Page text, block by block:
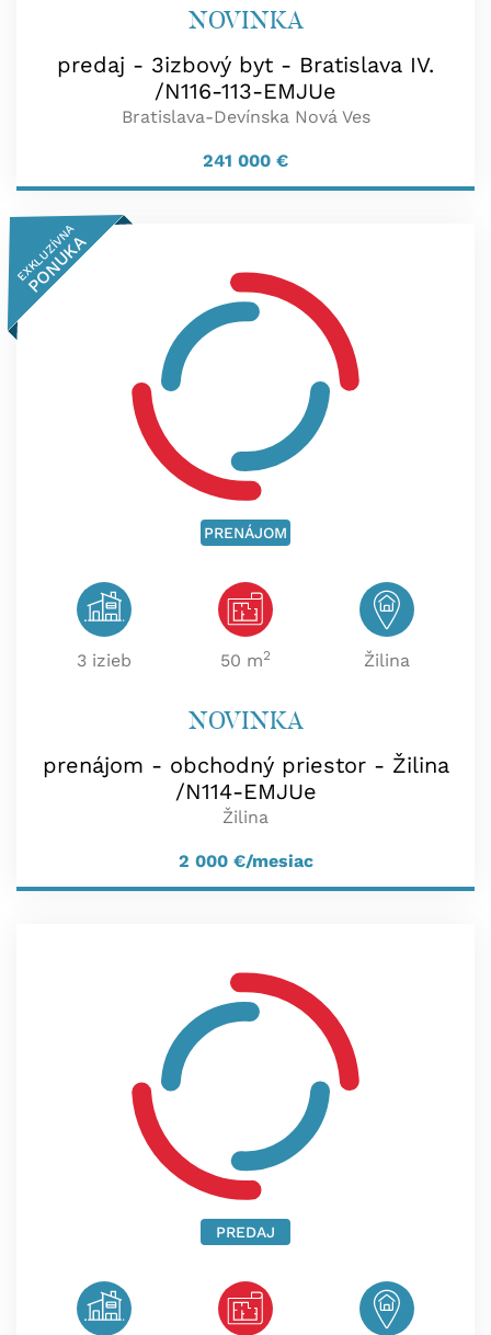
NOVINKA
predaj - 3izbový byt - Bratislava IV.
/N116-113-EMJUe
Bratislava-Devínska Nová Ves
241 000 €
EXKLUZÍVNA
PONUKA
PRENÁJOM
3 izieb 50 m2 Žilina
NOVINKA
prenájom - obchodný priestor - Žilina
/N114-EMJUe
Žilina
2 000 €/mesiac
PREDAJ